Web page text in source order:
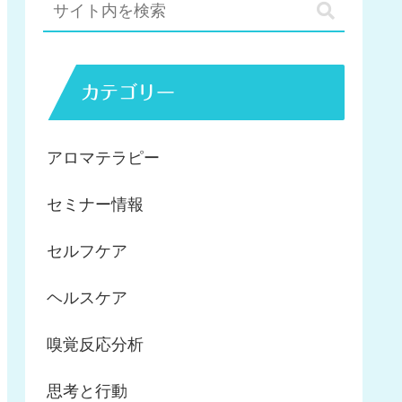
カテゴリー
アロマテラピー
セミナー情報
セルフケア
ヘルスケア
嗅覚反応分析
思考と行動